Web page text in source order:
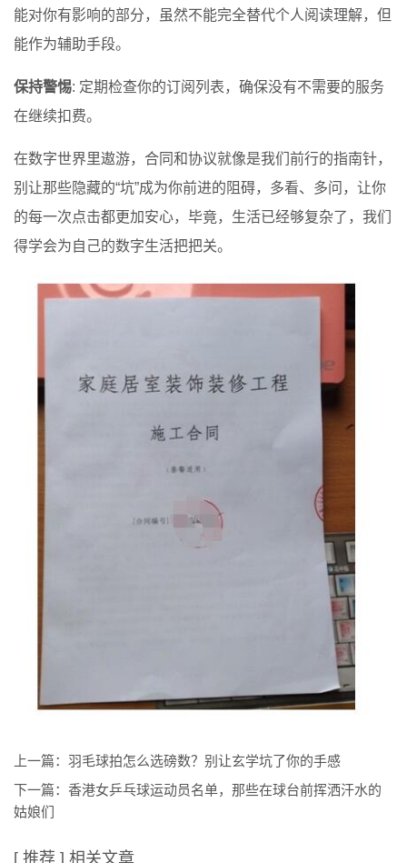
能对你有影响的部分，虽然不能完全替代个人阅读理解，但
能作为辅助手段。
保持警惕: 定期检查你的订阅列表，确保没有不需要的服务
在继续扣费。
在数字世界里遨游，合同和协议就像是我们前行的指南针，
别让那些隐藏的“坑”成为你前进的阻碍，多看、多问，让你
的每一次点击都更加安心，毕竟，生活已经够复杂了，我们
得学会为自己的数字生活把把关。
上一篇： 羽毛球拍怎么选磅数？别让玄学坑了你的手感
下一篇： 香港女乒乓球运动员名单，那些在球台前挥洒汗水的
姑娘们
[ 推荐 ] 相关文章